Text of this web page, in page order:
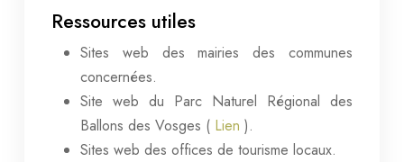
Ressources utiles
Sites web des mairies des communes
concernées.
Site web du Parc Naturel Régional des
Ballons des Vosges ( Lien ).
Sites web des offices de tourisme locaux.